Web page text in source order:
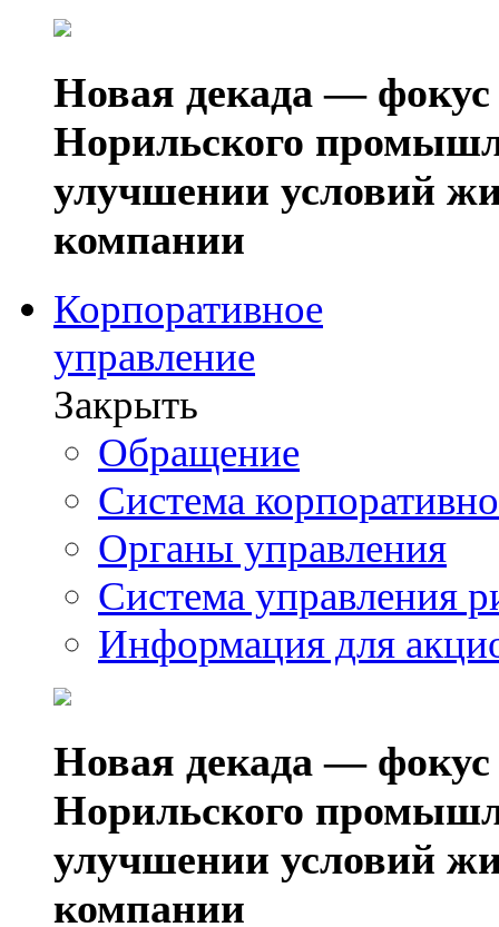
Новая декада — фокус
Норильского
улучшении условий
компании
Корпоративное
управление
Закрыть
Обращение
Система
Органы управления
Система управления
Информация для
Новая декада — фокус
Норильского
улучшении условий
компании